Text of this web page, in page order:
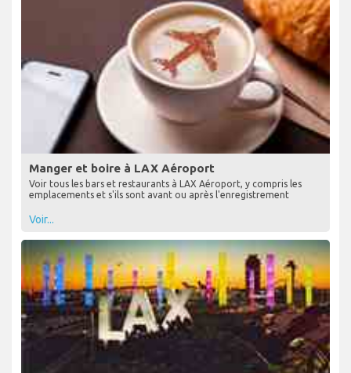
Manger et boire à LAX Aéroport
Voir tous les bars et restaurants à LAX Aéroport, y compris les
emplacements et s'ils sont avant ou après l'enregistrement
Voir...